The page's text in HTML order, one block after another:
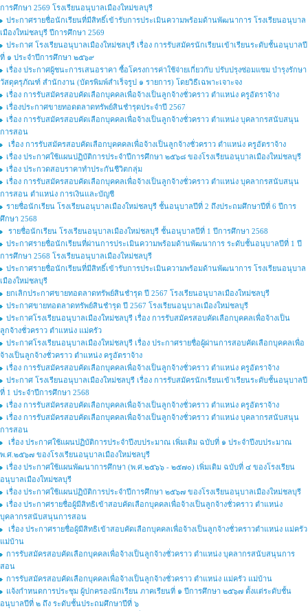
การศึกษา 2569 โรงเรียนอนุบาลเมืองใหม่ขลบุรี
ประกาศรายชื่อนักเรียนที่มีสิทธิ์เข้ารับการประเมินความพร้อมด้านพัฒนาการ โรงเรียนอนุบาล
เมืองใหม่ชลบุรี ปีการศึกษา 2569
ประกาศ โรงเรียนอนุบาลเมืองใหม่ชลบุรี เรื่อง การรับสมัครนักเรียนเข้าเรียนระดับชั้นอนุบาลปี
ที่ ๑ ประจำปีการศึกษา ๒๕๖๙
เรื่อง ประกาศผู้ชนะการเสนอราคา ซื้อโครงการค่าใช้จ่ายเกี่ยวกับ ปรับปรุงซ่อมแซม บำรุงรักษา
วัสดุครุภัณฑ์ สำนักงาน (บัตรพิมพ์สำเร็จรูป ๑ รายการ) โดยวิธีเฉพาะเจาะจง
เรื่อง การรับสมัครสอบคัดเลือกบุคคลเพื่อจ้างเป็นลูกจ้างชั่วคราว ตำแหน่ง ครูอัตราจ้าง
เรื่องประกาศขายทอดตลาดทรัพย์สินชำรุดประจำปี 2567
เรื่อง การรับสมัครสอบคัดเลือกบุคคลเพื่อจ้างเป็นลูกจ้างชั่วคราว ตำแหน่ง บุคลากรสนับสนุน
การสอน
เรื่อง การรับสมัครสอบคัดเลือกบุคคคลเพื่อจ้างเป็นลูกจ้างชั่วคราว ตำแหน่ง ครูอัตราจ้าง
เรื่อง ประกาศใช้แผนปฏิบัติการประจำปีการศึกษา ๒๕๖๘ ของโรงเรียนอนุบาลเมืองใหม่ชลบุรี
เรื่อง ประกวดสอบราคาทำประกันชีวิตกลุ่ม
เรื่อง การรับสมัครสอบคัดเลือกบุคคลเพื่อจ้างเป็นลูกจ้างชั่วคราว ตำแหน่ง บุคลากรสนับสนุน
การสอน ตำแหน่ง การเงินและบัญชี
รายชื่อนักเรียน โรงเรียนอนุบาลเมืองใหม่ชลบุรี ชั้นอนุบาลปีที่ 2 ถึงประถมศึกษาปีที่ 6 ปีการ
ศึกษา 2568
รายชื่อนักเรียน โรงเรียนอนุบาลเมืองใหม่ชลบุรี ชั้นอนุบาลปีที่ 1 ปีการศึกษา 2568
ประกาศรายชื่อนักเรียนที่ผ่านการประเมินความพร้อมด้านพัฒนาการ ระดับชั้นอนุบาลปีที่ 1 ปี
การศึกษา 2568 โรงเรียนอนุบาลเมืองใหม่ชลบุรี
ประกาศรายชื่อนักเรียนที่มีสิทธิ์เข้ารับการประเมินความพร้อมด้านพัฒนาการ โรงเรียนอนุบาล
เมืองใหม่ชลบุรี
ยกเลิกประกาศขายทอตลาดทรัพย์สินชำรุด ปี 2567 โรงเรียนอนุบาลเมืองใหม่ชลบุรี
ประกาศขายทอตลาดทรัพย์สินชำรุด ปี 2567 โรงเรียนอนุบาลเมืองใหม่ชลบุรี
ประกาศโรงเรียนอนุบาลเมืองใหม่ชลบุรี เรื่อง การรับสมัครสอบคัดเลือกบุคคลเพื่อจ้างเป็น
ลูกจ้างชั่วคราว ตำแหน่ง แม่ครัว
ประกาศโรงเรียนอนุบาลเมืองใหม่ชลบุรี เรื่อง ประกาศรายชื่อผู้ผ่านการสอบคัดเลือกบุคคลเพื่อ
จ้างเป็นลูกจ้างชั่วคราว ตำแหน่ง ครูอัตราจ้าง
เรื่อง การรับสมัครสอบคัดเลือกบุคคลเพื่อจ้างเป็นลูกจ้างชั่วคราว ตำแหน่ง ครูอัตราจ้าง
ประกาศ โรงเรียนอนุบาลเมืองใหม่ชลบุรี เรื่อง การรับสมัครนักเรียนเข้าเรียนระดับชั้นอนุบาลปี
ที่ 1 ประจำปีการศึกษา 2568
เรื่อง การรับสมัครสอบคัดเลือกบุคคลเพื่อจ้างเป็นลูกจ้างชั่วคราว ตำแหน่ง ครูอัตราจ้าง
เรื่อง การรับสมัครสอบคัดเลือกบุคคลเพื่อจ้างเป็นลูกจ้างชั่วคราว ตำแหน่ง บุคลากรสนับสนุน
การสอน
เรื่อง ประกาศใช้แผนปฏิบัติการประจำปีงบประมาณ เพิ่มเติม ฉบับที่ ๑ ประจำปีงบประมาณ
พ.ศ.๒๕๖๗ ของโรงเรียนอนุบาลเมืองใหม่ชลบุรี
เรื่อง ประกาศใช้แผนพัฒนาการศึกษา (พ.ศ.๒๕๖๖ - ๒๕๗๐) เพิ่มเติม ฉบับที่ ๔ ของโรงเรียน
อนุบาลเมืองใหม่ชลบุรี
เรื่อง ประกาศใช้แผนปฏิบัติการประจำปีการศึกษา ๒๕๖๗ ของโรงเรียนอนุบาลเมืองใหม่ชลบุรี
เรื่อง ประกาศรายชื่อผู้มีสิทธิเข้าสอบคัดเลือกบุคคลเพื่อจ้างเป็นลูกจ้างชั่วคราว ตำแหน่ง
บุคลากรสนับสนุนการสอน
เรื่อง ประกาศรายชื่อผู้มีสิทธิเข้าสอบคัดเลือกบุคคลเพื่อจ้างเป็นลูกจ้างชั่วคราวตำแหน่ง แม่ครัว
แม่บ้าน
การรับสมัครสอบคัดเลือกบุคคลเพื่อจ้างเป็นลูกจ้างชั่วคราว ตำแหน่ง บุคลากรสนับสนุนการ
สอน
การรับสมัครสอบคัดเลือกบุคคลเพื่อจ้างเป็นลูกจ้างชั่วคราว ตำแหน่ง แม่ครัว แม่บ้าน
แจ้งกำหนดการประชุม ผู้ปกครองนักเรียน ภาคเรียนที่ ๑ ปีการศึกษา ๒๕๖๗ ตั้งแต่ระดับชั้น
อนุบาลปีที่ ๒ ถึง ระดับชั้นประถมศึกษาปีที่ ๖